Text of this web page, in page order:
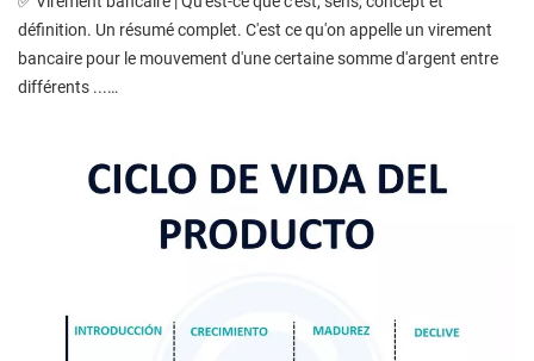
définition. Un résumé complet. C'est ce qu'on appelle un virement
bancaire pour le mouvement d'une certaine somme d'argent entre
différents ...…